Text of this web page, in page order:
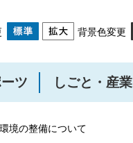
背景色変更
ツ しごと・産業
境の整備について